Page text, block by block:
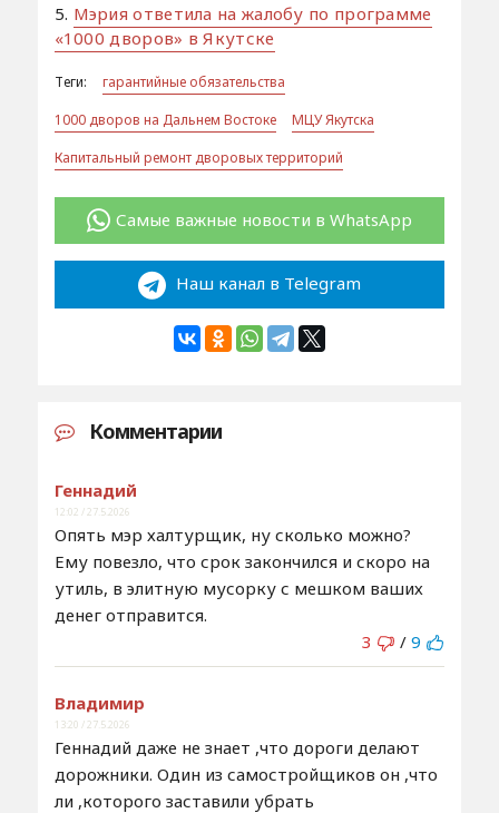
5. Мэрия ответила на жалобу по программе
«1000 дворов» в Якутске
Теги:
гарантийные обязательства
1000 дворов на Дальнем Востоке
МЦУ Якутска
Капитальный ремонт дворовых территорий
Самые важные новости в WhatsApp
Наш канал в Telegram
Комментарии
Геннадий
12:02 / 27.5.2026
Опять мэр халтурщик, ну сколько можно?
Ему повезло, что срок закончился и скоро на
утиль, в элитную мусорку с мешком ваших
денег отправится.
3
/ 9
Владимир
13:20 / 27.5.2026
Геннадий даже не знает ,что дороги делают
дорожники. Один из самостройщиков он ,что
ли ,которого заставили убрать